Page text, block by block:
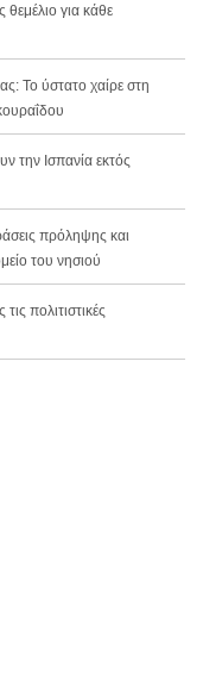
θεμέλιο για κάθε
Το ύστατο χαίρε στη
την Ισπανία εκτός
πρόληψης και
του νησιού
πολιτιστικές